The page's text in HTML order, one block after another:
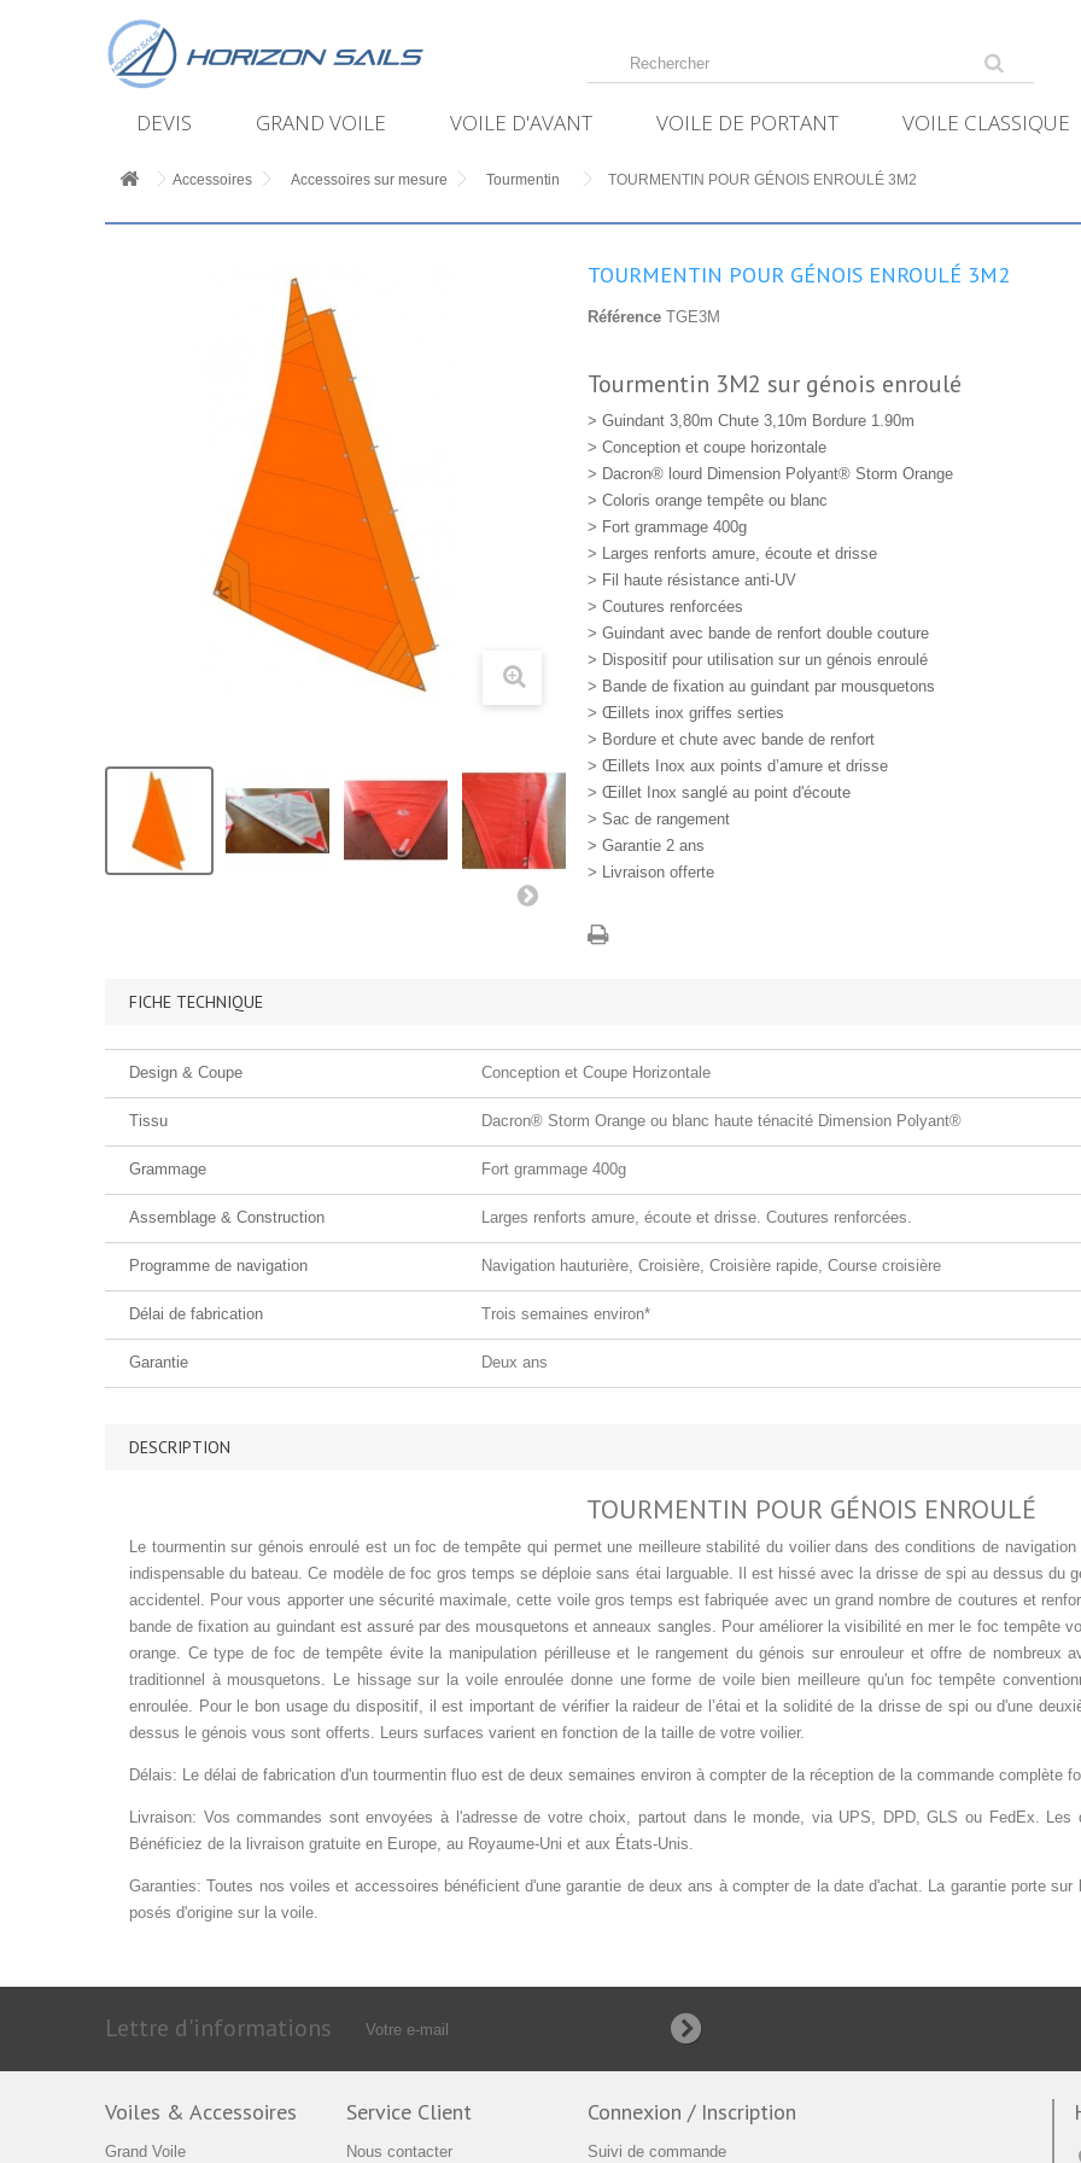
DEVIS GRAND VOILE VOILE D'AVANT VOILE DE PORTANT VOILE CLASSIQUE
Accessoires Accessoires sur mesure Tourmentin TOURMENTIN POUR GÉNOIS ENROULÉ 3M2
TOURMENTIN POUR GÉNOIS ENROULÉ 3M2
Référence TGE3M
Tourmentin 3M2 sur génois enroulé
> Guindant 3,80m Chute 3,10m Bordure 1.90m
> Conception et coupe horizontale
> Dacron® lourd Dimension Polyant® Storm Orange
> Coloris orange tempête ou blanc
> Fort grammage 400g
> Larges renforts amure, écoute et drisse
> Fil haute résistance anti-UV
> Coutures renforcées
> Guindant avec bande de renfort double couture
> Dispositif pour utilisation sur un génois enroulé
> Bande de fixation au guindant par mousquetons
> Œillets inox griffes serties
> Bordure et chute avec bande de renfort
> Œillets Inox aux points d’amure et drisse
> Œillet Inox sanglé au point d'écoute
> Sac de rangement
> Garantie 2 ans
> Livraison offerte
FICHE TECHNIQUE
Design & Coupe Conception et Coupe Horizontale
Tissu Dacron® Storm Orange ou blanc haute ténacité Dimension Polyant®
Grammage Fort grammage 400g
Assemblage & Construction Larges renforts amure, écoute et drisse. Coutures renforcées.
Programme de navigation Navigation hauturière, Croisière, Croisière rapide, Course croisière
Délai de fabrication Trois semaines environ*
Garantie Deux ans
DESCRIPTION
TOURMENTIN POUR GÉNOIS ENROULÉ
Le tourmentin sur génois enroulé est un foc de tempête qui permet une meilleure stabilité du voilier dans des conditions de
indispensable du bateau. Ce modèle de foc gros temps se déploie sans étai larguable. Il est hissé avec la drisse de spi au dessus du
accidentel. Pour vous apporter une sécurité maximale, cette voile gros temps est fabriquée avec un grand nombre de coutures et
bande de fixation au guindant est assuré par des mousquetons et anneaux sangles. Pour améliorer la visibilité en mer le foc tempête
orange. Ce type de foc de tempête évite la manipulation périlleuse et le rangement du génois sur enrouleur et offre de nombreux
traditionnel à mousquetons. Le hissage sur la voile enroulée donne une forme de voile bien meilleure qu'un foc tempête
enroulée. Pour le bon usage du dispositif, il est important de vérifier la raideur de l’étai et la solidité de la drisse de spi ou d'une
dessus le génois vous sont offerts. Leurs surfaces varient en fonction de la taille de votre voilier.
Délais: Le délai de fabrication d'un tourmentin fluo est de deux semaines environ à compter de la réception de la commande complète
Livraison: Vos commandes sont envoyées à l'adresse de votre choix, partout dans le monde, via UPS, DPD, GLS ou FedEx.
Bénéficiez de la livraison gratuite en Europe, au Royaume-Uni et aux États-Unis.
Garanties: Toutes nos voiles et accessoires bénéficient d'une garantie de deux ans à compter de la date d'achat. La garantie porte
posés d'origine sur la voile.
Lettre d'informations
Voiles & Accessoires
Grand Voile
Service Client
Nous contacter
Connexion / Inscription
Suivi de commande